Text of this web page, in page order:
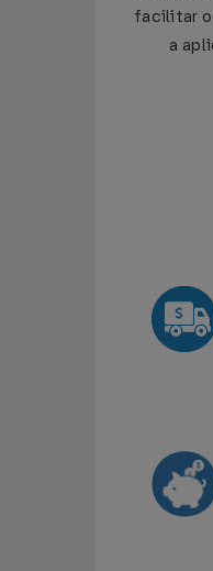
facilitar
a